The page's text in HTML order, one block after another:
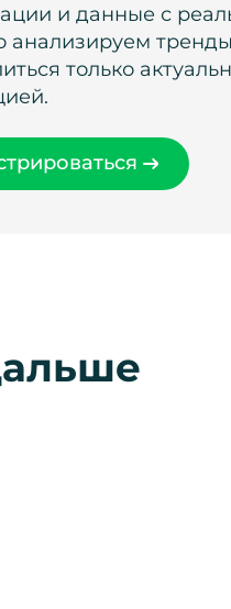
и данные с
анализируем
только